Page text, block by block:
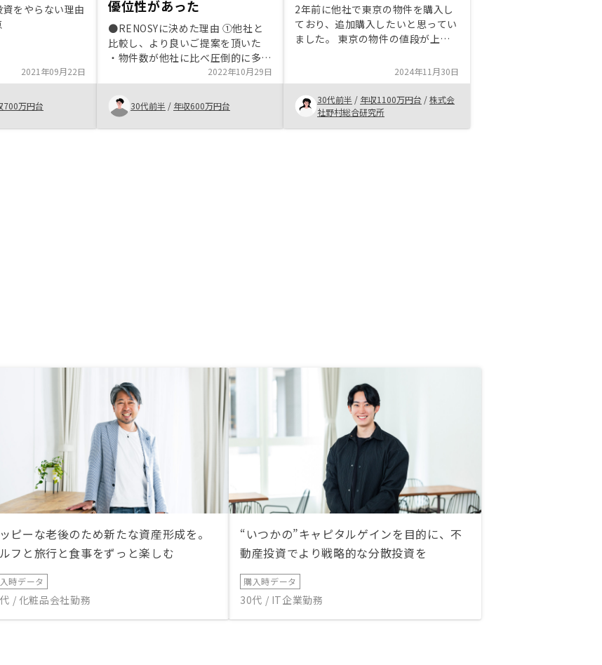
をやらない理由
2021年09月22日
700万円台
優位性があった
●RENOSYに決めた理由 ①他社と
比較し、より良いご提案を頂いた
・物件数が他社に比べ圧倒的に多い
ため、優良物件をどこよりも多く提
案頂いた ・他社物件と比較して、
還元利回りが良かった ②担当者の
方が信頼出来る方だと感じた ・
「もちろんRENOSYで始めて頂きた
2022年10月29日
30代前半 / 年収600万円台
2年前に他社で東京の物件を購入し
ており、追加購入したいと思ってい
ました。 東京の物件の値段が上が
味があったので、RENOSYさんに紹
介いただきました。 分かりやすく
説明してもらえて、安心できまし
た。 また、こちらの不手際で色々
とお手数お掛けしたのですが、真摯
2024年11月30日
30代前半 / 年収1100万円台 /株式会
社野村総合研究所
ピーな老後のため新たな資産形成を。
フと旅行と食事をずっと楽しむ
時データ
/ 化粧品会社勤務
“いつかの”キャピタルゲインを目的に、不
動産投資でより戦略的な分散投資を
購入時データ
30代 / IT企業勤務